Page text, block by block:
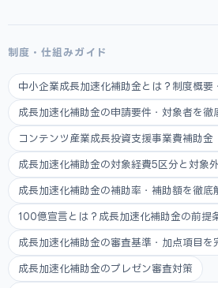
制度・仕組みガイド
中小企業成長加速化補助金とは？制度概要
成長加速化補助金の申請要件・対象者を徹
コンテンツ産業成長投資支援事業費補助金
成長加速化補助金の対象経費5区分と対象
成長加速化補助金の補助率・補助額を徹底
100億宣言とは？成長加速化補助金の前提
成長加速化補助金の審査基準・加点項目を
成長加速化補助金のプレゼン審査対策